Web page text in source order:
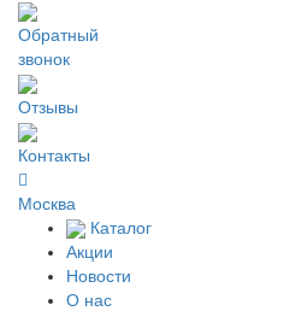
Обратный
звонок
Отзывы
Контакты
Москва
Каталог
Акции
Новости
О нас